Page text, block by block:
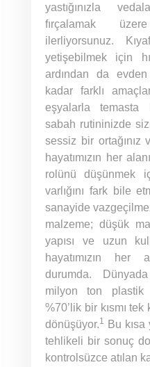
yastığınızla
fırçalamak
ilerliyorsunuz.
yetişebilmek için
ardından da
kadar farklı
eşyalarla temasta
sabah rutininizde
sessiz bir ortağınız
hayatımızın her
rolünü düşünmek
varlığını fark bile
sanayide
malzeme; düşük
yapısı ve uzun
hayatımızın her
durumda.
milyon ton plastik
%70’lik bir kısmı
dönüşüyor.1
Bu
tehlikeli bir sonuç
kontrolsüzce atılan